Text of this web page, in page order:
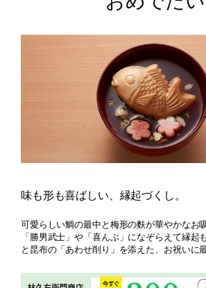
味も形も喜ばしい、縁起づくし。
可愛らしい鯛の最中と梅形の麩が華やかなお
「勝男武士」や「喜んぶ」になぞらえて縁起
と昆布の「あわせ削り」を添えた、お祝いに